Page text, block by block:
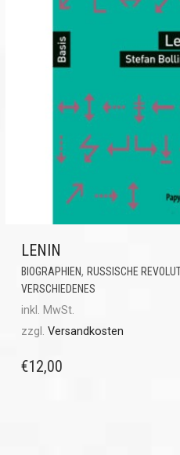
LENIN
BIOGRAPHIEN, RUSSISCHE
VERSCHIEDENES
inkl. MwSt.
zzgl. Versandkosten
€12,00